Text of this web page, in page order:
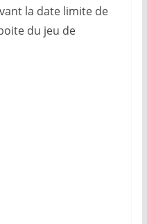
la date limite de
du jeu de